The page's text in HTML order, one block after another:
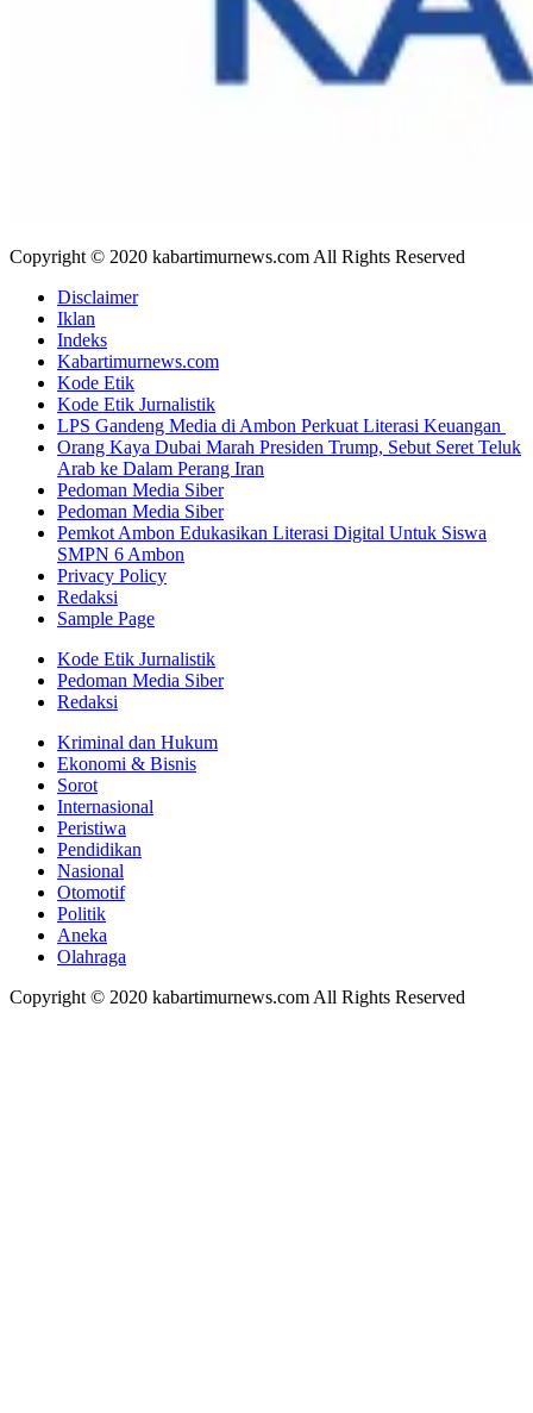
Copyright © 2020 kabartimurnews.com All Rights Reserved
Disclaimer
Iklan
Indeks
Kabartimurnews.com
Kode Etik
Kode Etik Jurnalistik
LPS Gandeng Media di Ambon Perkuat Literasi Keuangan
Orang Kaya Dubai Marah Presiden Trump, Sebut Seret Teluk
Arab ke Dalam Perang Iran
Pedoman Media Siber
Pedoman Media Siber
Pemkot Ambon Edukasikan Literasi Digital Untuk Siswa
SMPN 6 Ambon
Privacy Policy
Redaksi
Sample Page
Kode Etik Jurnalistik
Pedoman Media Siber
Redaksi
Kriminal dan Hukum
Ekonomi & Bisnis
Sorot
Internasional
Peristiwa
Pendidikan
Nasional
Otomotif
Politik
Aneka
Olahraga
Copyright © 2020 kabartimurnews.com All Rights Reserved